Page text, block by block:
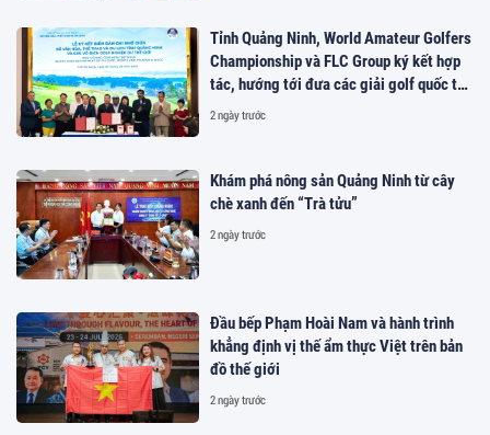
Tỉnh Quảng Ninh, World Amateur Golfers
Championship và FLC Group ký kết hợp
tác, hướng tới đưa các giải golf quốc tế
đến Việt Nam
2 ngày trước
Khám phá nông sản Quảng Ninh từ cây
chè xanh đến “Trà tửu”
2 ngày trước
Đầu bếp Phạm Hoài Nam và hành trình
khẳng định vị thế ẩm thực Việt trên bản
đồ thế giới
2 ngày trước